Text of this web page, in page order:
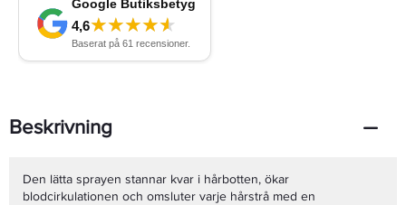
Beskrivning
Den lätta sprayen stannar kvar i hårbotten, ökar
blodcirkulationen och omsluter varje hårstrå med en